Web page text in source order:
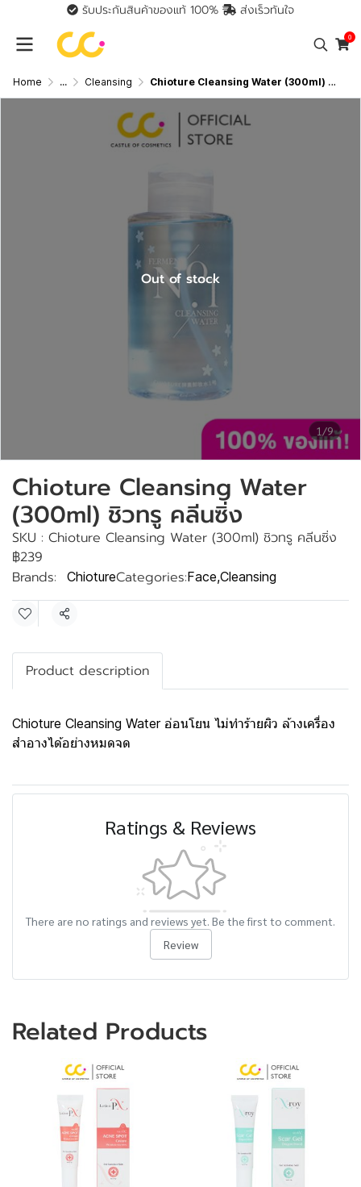
รับประกันสินค้าของแท้ 100% ส่งเร็วทันใจ
0
Home ... Cleansing Chioture Cleansing Water (300ml) ชิวทรู คลีนซิ่ง
1/9
Out of stock
Chioture Cleansing Water
(300ml) ชิวทรู คลีนซิ่ง
SKU : Chioture Cleansing Water (300ml) ชิวทรู คลีนซิ่ง
฿239
Brands:
ChiotureCategories:Face,Cleansing
Share
Product description
Chioture Cleansing Water อ่อนโยน ไม่ทำร้ายผิว ล้างเครื่อง
สำอางได้อย่างหมดจด
Ratings & Reviews
There are no ratings and reviews yet. Be the first to comment.
Review
Related Products